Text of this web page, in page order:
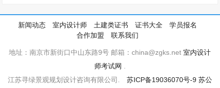
新闻动态 室内设计师 土建类证书 证书大全
学员报名
合作加盟
联系我们
地址：南京市新街口中山东路9号 邮箱：china@zgks.net室内设计
师考试网
江苏寻绿景观规划设计咨询有限公司. 苏ICP备19036070号-9 苏公